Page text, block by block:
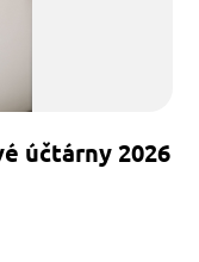
účtárny 2026